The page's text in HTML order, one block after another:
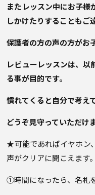
またレッスン中にお子様
しかけたりすることもご
保護者の方の声の方がお
レビューレッスンは、以
る事が目的です。
慣れてくると自分で考え
どうぞ見守っていただけ
★可能であればイヤホン
声がクリアに聞こえます。
①時間になったら、名札